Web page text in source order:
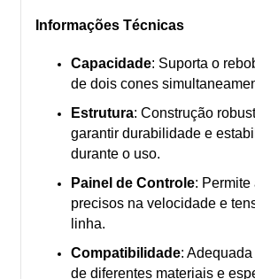
Informações Técnicas
Capacidade: Suporta o
de dois cones
Estrutura: Construção
garantir durabilidade e
durante o uso.
Painel de Controle: Permite
precisos na velocidade e
linha.
Compatibilidade:
de diferentes materiais e